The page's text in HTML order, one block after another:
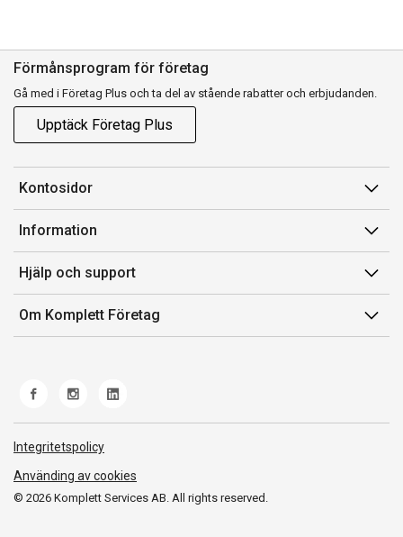
Förmånsprogram för företag
Gå med i Företag Plus och ta del av stående rabatter och erbjudanden.
Upptäck Företag Plus
Kontosidor
Mina sidor
Orderhistorik
Fakturor & Kvitton
Inköpslistor
Information
Försäljningsvillkor
Villkor för Komplett Företag Plus
Felsökning & guider
Hjälp och support
Kontakta oss
Kundservice
Frakt och leverans
Om Komplett Företag
© 2026 Komplett Services AB. All rights reserved.
Integritetspolicy
Använding av cookies